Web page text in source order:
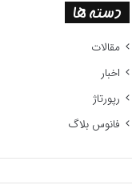
دسته ها
مقالات
اخبار
رپورتاژ
فانوس بلاگ